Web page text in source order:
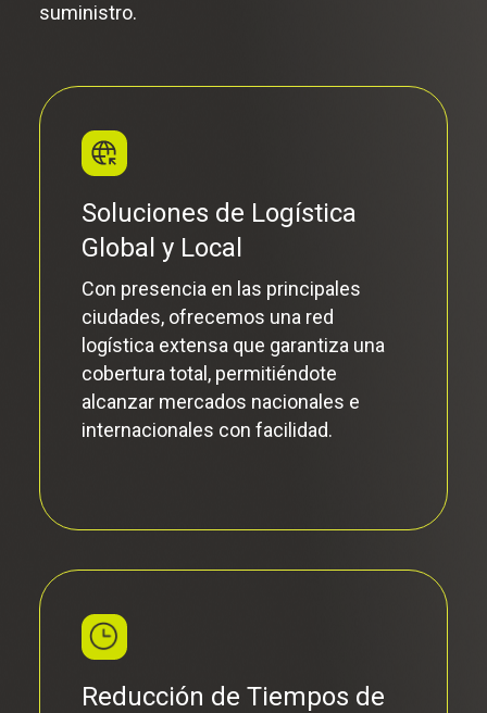
suministro.
Optimización de Costos
A través de la integración de
soluciones logísticas inteligentes,
reducimos los costos operativos y
aumentamos la eficiencia de tu
cadena de suministro.
Seguridad y Confianza
Con sistemas de seguimiento y